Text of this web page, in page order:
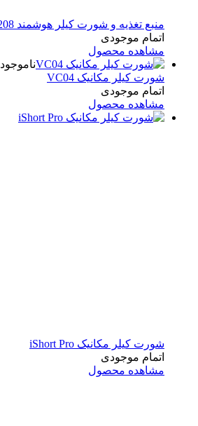
منبع تغذیه و شورت کیلر هوشمند JC Aixun P3208
اتمام موجودی
مشاهده محصول
ناموجود
شورت کیلر مکانیک VC04
اتمام موجودی
مشاهده محصول
شورت کیلر مکانیک iShort Pro
اتمام موجودی
مشاهده محصول